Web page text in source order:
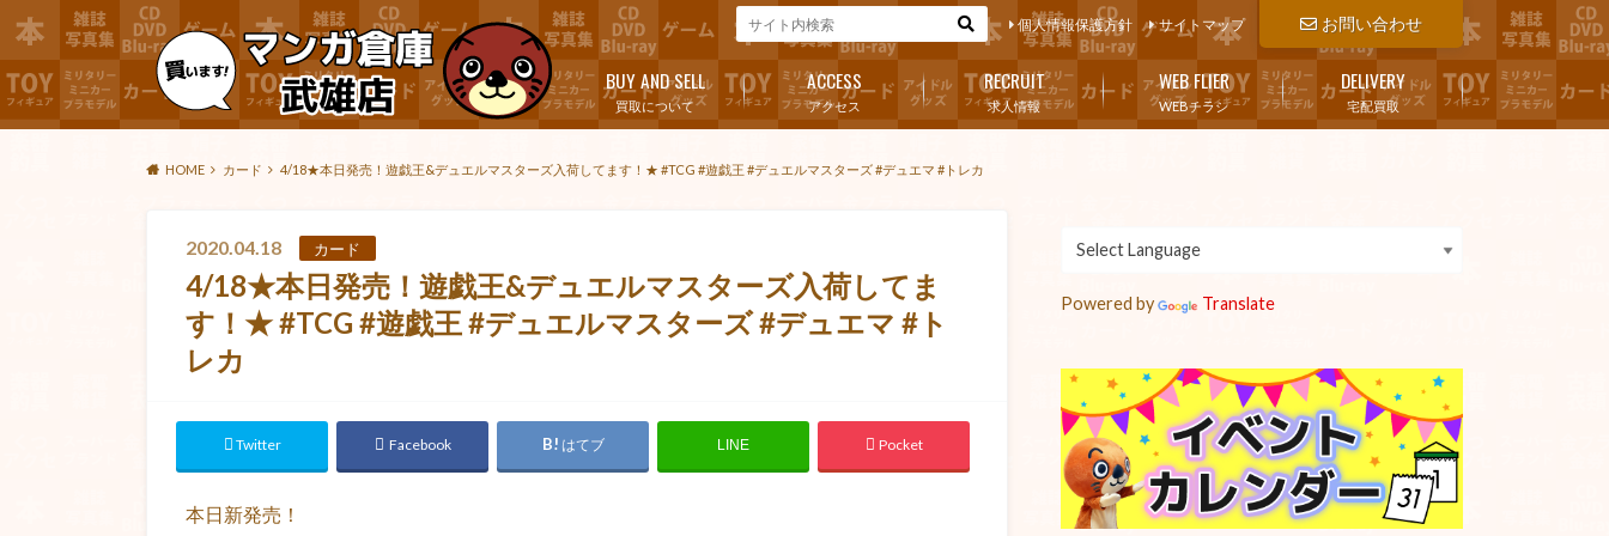
お問い合わせ
個人情報保護方針 サイトマップ
買取について
BUY AND SELL
アクセス
ACCESS
求人情報
RECRUIT
WEBチラシ
WEB FLIER
宅配買取
DELIVERY
HOME カード 4/18★本日発売！遊戯王&デュエルマスターズ入荷してます！★ #TCG #遊戯王 #デュエルマスターズ #デュエマ #トレカ
2020.04.18 カード
4/18★本日発売！遊戯王&デュエルマスターズ入荷してま
す！★ #TCG #遊戯王 #デュエルマスターズ #デュエマ #ト
レカ
Twitter Facebook はてブ LINE Pocket
本日新発売！
Powered by Translate